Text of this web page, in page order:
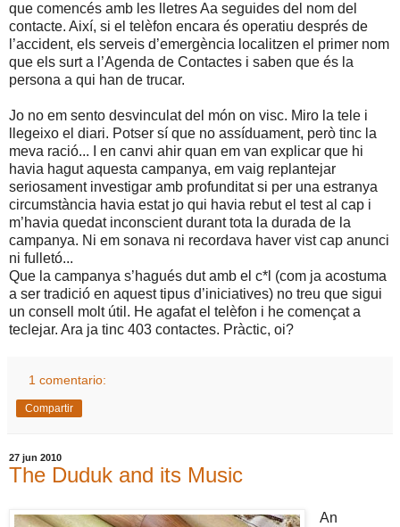
que comencés amb les lletres Aa seguides del nom del
contacte. Així, si el telèfon encara és operatiu després de
l’accident, els serveis d’emergència localitzen el primer nom
que els surt a l’Agenda de Contactes i saben que és la
persona a qui han de trucar.
Jo no em sento desvinculat del món on visc. Miro la tele i
llegeixo el diari. Potser sí que no assíduament, però tinc la
meva ració... I en canvi ahir quan em van explicar que hi
havia hagut aquesta campanya, em vaig replantejar
seriosament investigar amb profunditat si per una estranya
circumstància havia estat jo qui havia rebut el test al cap i
m’havia quedat inconscient durant tota la durada de la
campanya. Ni em sonava ni recordava haver vist cap anunci
ni fulletó...
Que la campanya s’hagués dut amb el c*l (com ja acostuma
a ser tradició en aquest tipus d’iniciatives) no treu que sigui
un consell molt útil. He agafat el telèfon i he començat a
teclejar. Ara ja tinc 403 contactes. Pràctic, oi?
1 comentario:
Compartir
27 jun 2010
The Duduk and its Music
An